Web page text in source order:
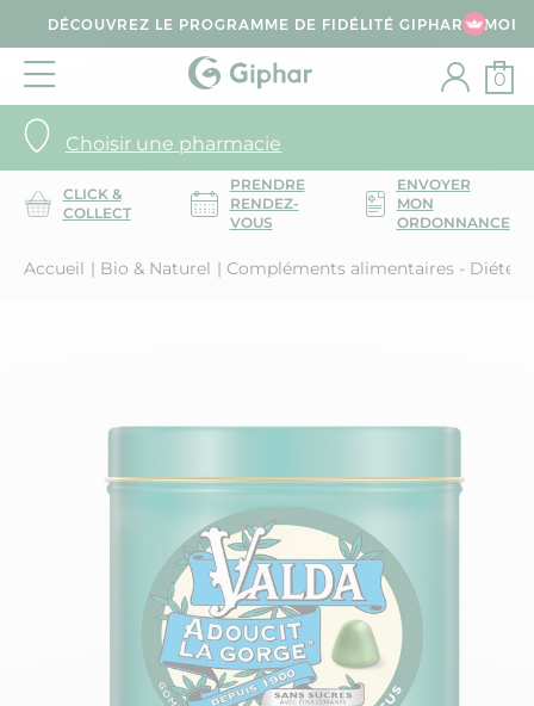
DÉCOUVREZ LE PROGRAMME DE FIDÉLITÉ GIPHAR & MOI
Choisir une pharmacie
0
CLICK &
COLLECT
PRENDRE
RENDEZ-
VOUS
ENVOYER
MON
ORDONNANCE
Accueil Bio & Naturel Compléments alimentaires -